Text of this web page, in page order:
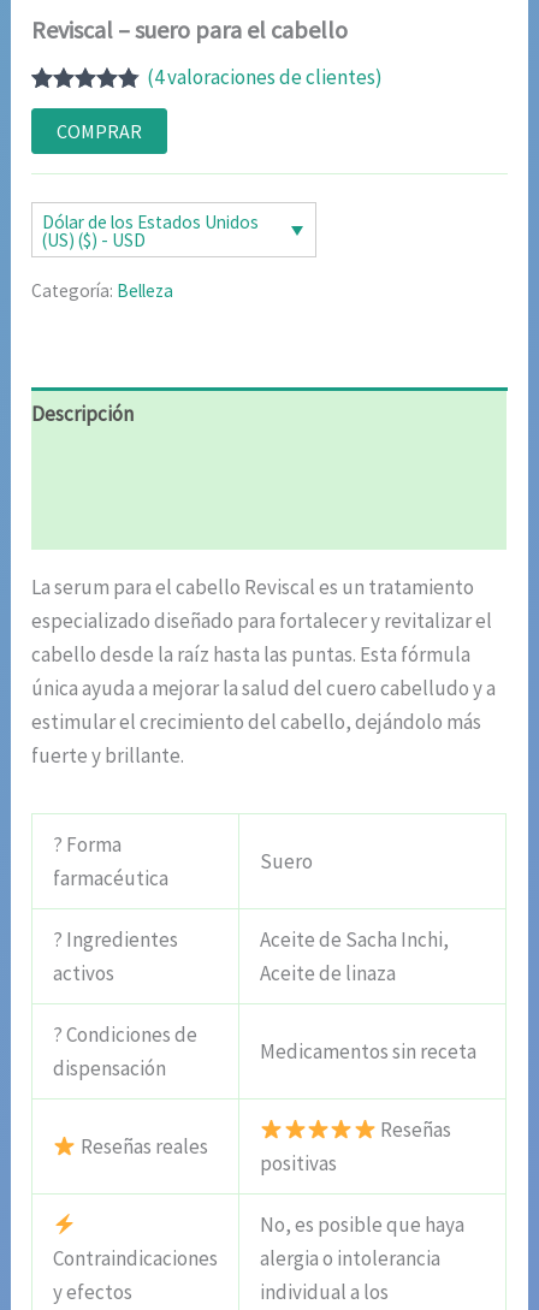
Reviscal – suero para el cabello
Valorado
con4.75de
5 en base
a
4
de clientes
(4valoraciones de clientes)
COMPRAR
Dólar de los Estados Unidos
(US) ($) - USD
Categoría: Belleza
Descripción
La serum para el cabello Reviscal es un tratamiento
especializado diseñado para fortalecer y revitalizar el
cabello desde la raíz hasta las puntas. Esta fórmula
única ayuda a mejorar la salud del cuero cabelludo y a
estimular el crecimiento del cabello, dejándolo más
fuerte y brillante.
? Forma
farmacéutica
Suero
? Ingredientes
activos
Aceite de Sacha Inchi,
Aceite de linaza
? Condiciones de
dispensación
Medicamentos sin receta
Reseñas reales
Reseñas
positivas
Contraindicaciones
y efectos
No, es posible que haya
alergia o intolerancia
individual a los